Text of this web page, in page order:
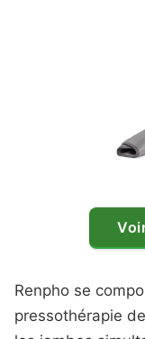
Renpho se
pressothérapie